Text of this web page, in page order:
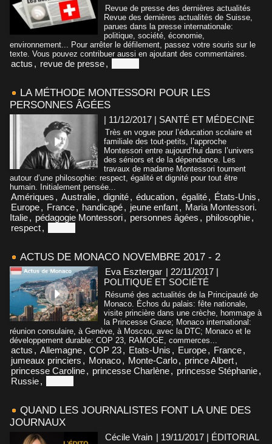
Revue de presse des dernières actualités
Revue des dernières actualités de Suisse,
parues dans la presse internationale:
politique, société, économie,
environnement... Pour arrêter le défilement, passez votre souris sur le
texte. Vous pouvez contribuer aussi en ajoutant des commentaires.
actus , revue de presse,
LA MÉTHODE MONTESSORI POUR LES
PERSONNES ÂGÉES
| 11/12/2017 | SANTÉ ET MÉDECINE
Très en vogue pour l’éducation scolaire et
familiale des tout-petits, l’approche
Montessori entre aujourd’hui dans l’univers
des séniors et de la dépendance. Les
travaux de madame Montessori tournent
autour d’une philosophie: respect, égalité et dignité pour tout être
humain. Initialement pensée...
Amériques , Australie, dignité, éducation, égalité, États-Unis ,
Europe, France, handicapé, jeune enfant, Maria Montessori.
Italie, pédagogie Montessori, personnes âgées , philosophie,
respect,
ACTUS DE MONACO NOVEMBRE 2017 - 2
Eva Esztergar | 22/11/2017 |
POLITIQUE ET SOCIÉTÉ
Résumé des actualités de la Principauté de
Monaco. Échos du palais: fête nationale,
visite princière dans une crèche, hommage à
la Princesse Grace; Monaco international:
réunion consulaire, à Genève, à Moscou, avec la DTC; Monaco et le
développement durable: COP 23, RAMOGE, commerces...
actus , Allemagne, COP 23, Etats-Unis , Europe, France,
jumeaux princiers , Monaco, Monte-Carlo, prince Albert,
princesse Caroline, princesse Charlène, princesse Stéphanie,
Russie,
QUAND LES JOURNALISTES FONT LA UNE DES
JOURNAUX
Cécile Vrain | 19/11/2017 | ÉDITORIAL